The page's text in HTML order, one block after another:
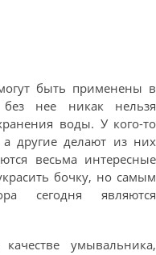
быть применены в
нее никак нельзя
воды. У кого-то
а другие делают из них
весьма интересные
бочку, но самым
сегодня являются
умывальника,